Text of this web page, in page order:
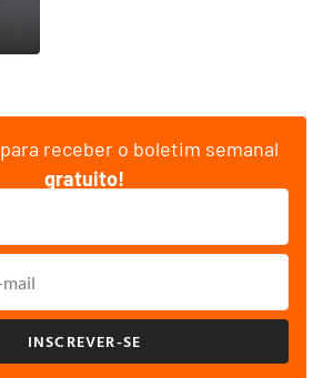
para receber o boletim semanal
gratuito!
INSCREVER-SE